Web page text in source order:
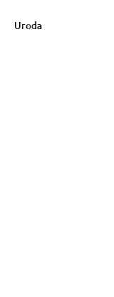
Uroda